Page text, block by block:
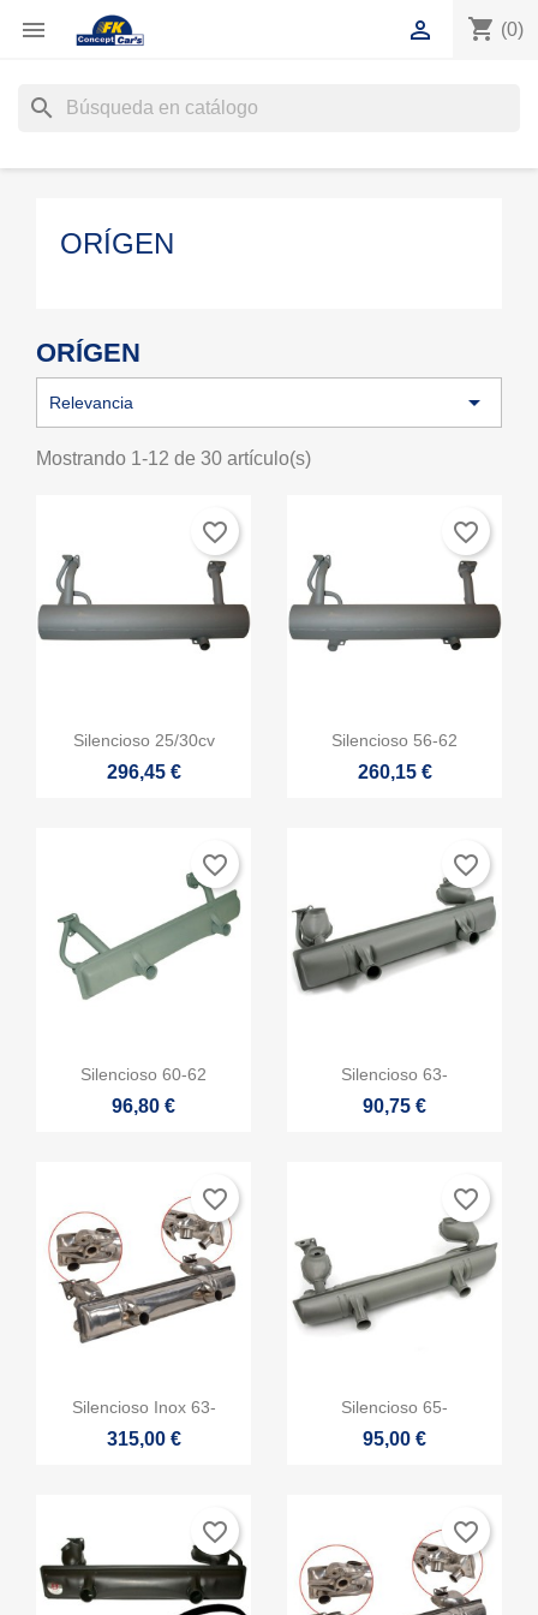
Crear lista de deseos ×
((modalTitle))
Iniciar sesión ×
 shopping_cart (0)

search
ORÍGEN
ORÍGEN
Relevancia 
Mostrando 1-12 de 30 artículo(s)
Vista rápida
Silencioso 25/30cv
296,45 €
favorite_border
Vista rápida
Silencioso 56-62
260,15 €
favorite_border
Vista rápida
Silencioso 60-62
96,80 €
favorite_border
Vista rápida
Silencioso 63-
90,75 €
favorite_border
Vista rápida
Silencioso Inox 63-
315,00 €
favorite_border
Vista rápida
Silencioso 65-
95,00 €
favorite_border
favorite_border favorite_border